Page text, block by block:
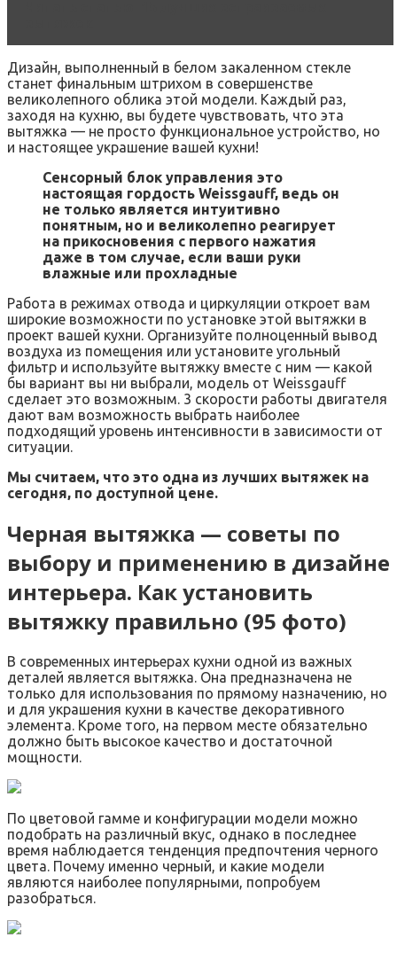
Дизайн, выполненный в белом закаленном стекле
станет финальным штрихом в совершенстве
великолепного облика этой модели. Каждый раз,
заходя на кухню, вы будете чувствовать, что эта
вытяжка — не просто функциональное устройство, но
и настоящее украшение вашей кухни!
Сенсорный блок управления это
настоящая гордость Weissgauff, ведь он
не только является интуитивно
понятным, но и великолепно реагирует
на прикосновения с первого нажатия
даже в том случае, если ваши руки
влажные или прохладные
Работа в режимах отвода и циркуляции откроет вам
широкие возможности по установке этой вытяжки в
проект вашей кухни. Организуйте полноценный вывод
воздуха из помещения или установите угольный
фильтр и используйте вытяжку вместе с ним — какой
бы вариант вы ни выбрали, модель от Weissgauff
сделает это возможным. 3 скорости работы двигателя
дают вам возможность выбрать наиболее
подходящий уровень интенсивности в зависимости от
ситуации.
Мы считаем, что это одна из лучших вытяжек на
сегодня, по доступной цене.
Черная вытяжка — советы по
выбору и применению в дизайне
интерьера. Как установить
вытяжку правильно (95 фото)
В современных интерьерах кухни одной из важных
деталей является вытяжка. Она предназначена не
только для использования по прямому назначению, но
и для украшения кухни в качестве декоративного
элемента. Кроме того, на первом месте обязательно
должно быть высокое качество и достаточной
мощности.
По цветовой гамме и конфигурации модели можно
подобрать на различный вкус, однако в последнее
время наблюдается тенденция предпочтения черного
цвета. Почему именно черный, и какие модели
являются наиболее популярными, попробуем
разобраться.